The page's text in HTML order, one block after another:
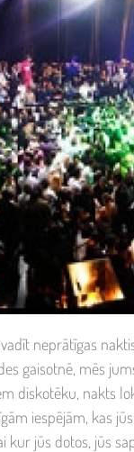
neprātīgas
gaisotnē, mēs
diskotēku, nakts
iespējām, kas
kur jūs dotos, jūs